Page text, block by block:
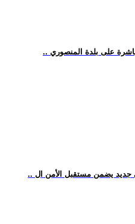
على بلدة المنصوري
جديد يضمن مستقبل الأمن ال